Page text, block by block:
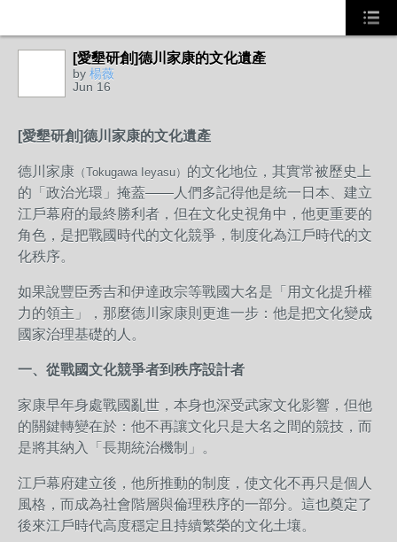
[愛墾研創]德川家康的文化遺產
by 楊薇
Jun 16
[愛墾研創]德川家康的文化遺產
德川家康 （Tokugawa Ieyasu） 的文化地位，其實常被歷史上
的「政治光環」掩蓋——人們多記得他是統一日本、建立
江戶幕府的最終勝利者，但在文化史視角中，他更重要的
角色，是把戰國時代的文化競爭，制度化為江戶時代的文
化秩序。
如果說豐臣秀吉和伊達政宗等戰國大名是「用文化提升權
力的領主」，那麼德川家康則更進一步：他是把文化變成
國家治理基礎的人。
一、從戰國文化競爭者到秩序設計者
家康早年身處戰國亂世，本身也深受武家文化影響，但他
的關鍵轉變在於：他不再讓文化只是大名之間的競技，而
是將其納入「長期統治機制」。
江戶幕府建立後，他所推動的制度，使文化不再只是個人
風格，而成為社會階層與倫理秩序的一部分。這也奠定了
後來江戶時代高度穩定且持續繁榮的文化土壤。